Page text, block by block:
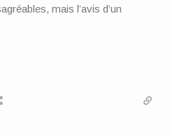
mais l’avis d’un